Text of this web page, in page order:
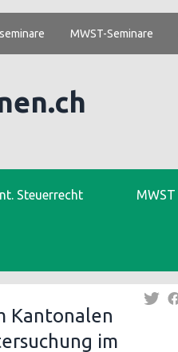
MWST-Seminare
Steuerrecht MWST
Kantonalen
im